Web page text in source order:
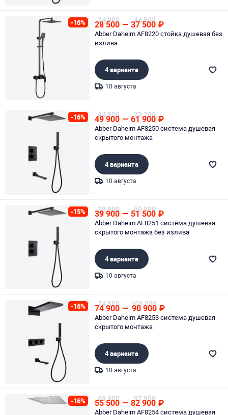
-16% 24 900
28 500 — 44 500
37 500 ₽
Abber Daheim AF8220 стойка душевая без
излива
4 варианта
10 августа
-16% 44 900
49 900 — 73 200
61 900 ₽
Abber Daheim AF8250 система душевая
скрытого монтажа
4 варианта
10 августа
-15% 38 900
39 900 — 60 900
51 500 ₽
Abber Daheim AF8251 система душевая
скрытого монтажа без излива
4 варианта
10 августа
-16% 74 500
74 900 — 108 000
90 900 ₽
Abber Daheim AF8253 система душевая
скрытого монтажа
4 варианта
10 августа
-16% 65 900
55 500 — 97 900
82 900 ₽
Abber Daheim AF8254 система душевая